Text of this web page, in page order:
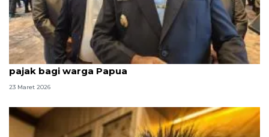
Gubernur beri kado Lebaran berupa keringanan
pajak bagi warga Papua
23 Maret 2026